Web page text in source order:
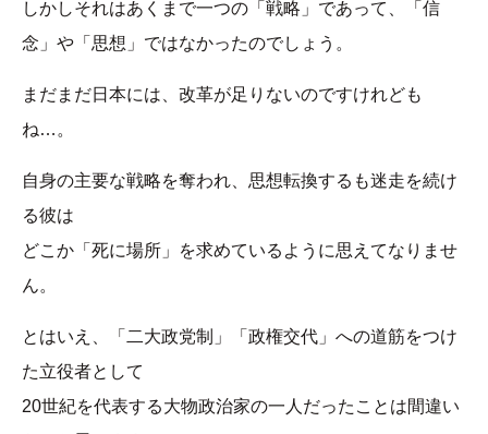
しかしそれはあくまで一つの「戦略」であって、「信
念」や「思想」ではなかったのでしょう。
まだまだ日本には、改革が足りないのですけれども
ね…。
自身の主要な戦略を奪われ、思想転換するも迷走を続け
る彼は
どこか「死に場所」を求めているように思えてなりませ
ん。
とはいえ、「二大政党制」「政権交代」への道筋をつけ
た立役者として
20世紀を代表する大物政治家の一人だったことは間違い